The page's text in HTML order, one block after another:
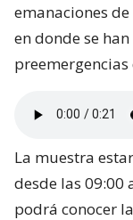
emanaciones
en donde se
La muestra
desde las 09:00
podrá conocer